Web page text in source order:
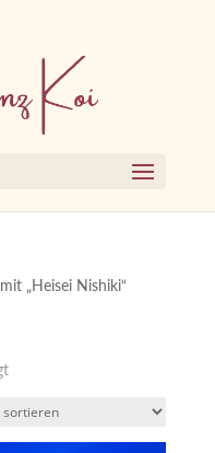
„Heisei Nishiki“
Nach
sortiert